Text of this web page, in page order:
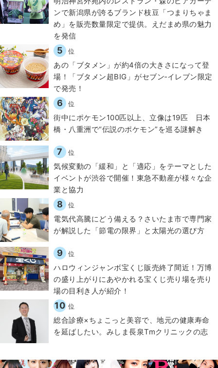
ンで新潟県が誇るブランド枝豆「つまりちゃま
め」を販売数量限定で提供。えだまめ県の魅力
を発信
5 位
あの「ブタメン」が約4倍の大きさになって登
場！「ブタメン超BIG」がセブン‐イレブン限定
で発売！
6 位
街中にポケモン100匹以上、立像は19匹 日本
橋・八重洲で“伝説のポケモン”を巡る謎解き
7 位
気候変動の「緩和」と「適応」をテーマとした
イベントが渋谷で開催！東急不動産が様々な企
業と協力
8 位
電気代高騰にどう備える？さいたま市で専門家
が解説した「節電の限界」と太陽光の選び方
9 位
ハロウィンジャンボ宝くじ販売終了間近！万博
の盛り上がりにあやかれる宝くじ売り場を売り
場の目利き人が紹介！
10 位
総合診療×ちょこっと美容で、地元の健康寿命
を延ばしたい。みしま長泉Tmクリニックの志